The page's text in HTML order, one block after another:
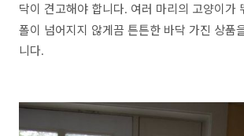
닥이 견고해야 합니다. 여러 마리의 고양이가
폴이 넘어지지 않게끔 튼튼한 바닥 가진 상품
니다.